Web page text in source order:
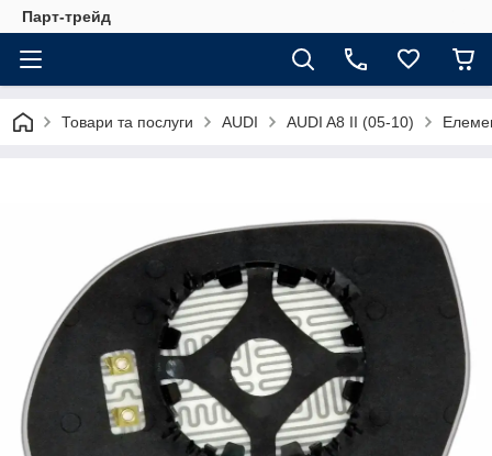
Парт-трейд
Товари та послуги AUDI AUDI A8 II (05-10)